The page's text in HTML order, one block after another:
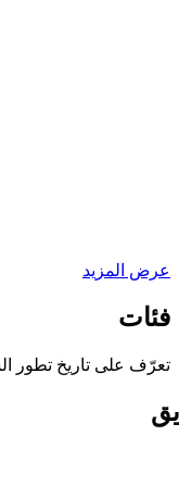
عرض المزيد
فئات
تعرّف على تاريخ تطور